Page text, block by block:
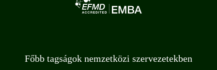
Főbb tagságok nemzetközi szervezetekben